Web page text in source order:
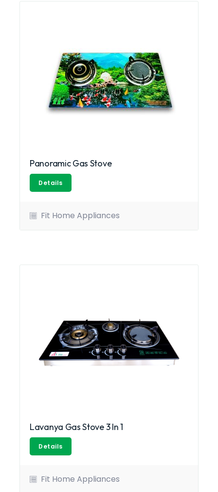
Panoramic Gas Stove
Details
Fit Home Appliances
Lavanya Gas Stove 3 In 1
Details
Fit Home Appliances